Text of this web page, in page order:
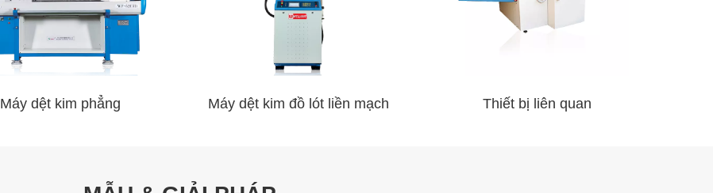
Máy dệt kim phẳng Máy dệt kim đồ lót liền mạch Thiết bị liên quan